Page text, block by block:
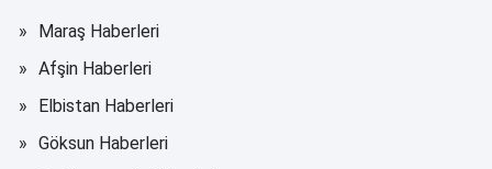
Maraş Haberleri
Afşin Haberleri
Elbistan Haberleri
Göksun Haberleri